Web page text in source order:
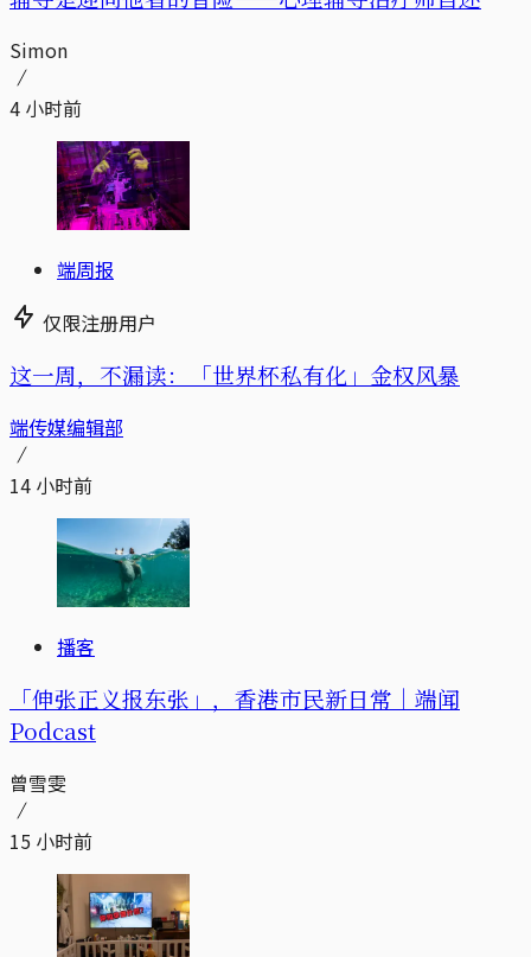
Simon
4 小时前
端周报
仅限注册用户
这一周，不漏读：「世界杯私有化」金权风暴
端传媒编辑部
14 小时前
播客
「伸张正义报东张」，香港市民新日常｜端闻
Podcast
曾雪雯
15 小时前